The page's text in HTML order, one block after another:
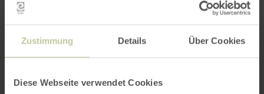
Zustimmung Details Über Cookies
Diese Webseite verwendet Cookies
PLANEN SIE IHRE
ANREISE